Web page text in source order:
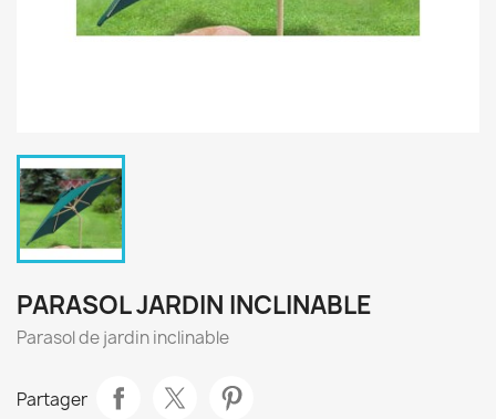
PARASOL JARDIN INCLINABLE
Parasol de jardin inclinable
Partager